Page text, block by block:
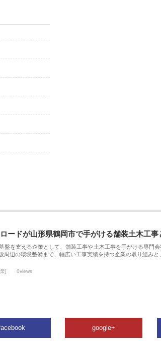
ードが山形県鶴岡市で手がける舗装土木工事
盤を支える企業として、舗装工事や土木工事を手がける専門
周辺の環境整備まで、幅広い工事実績を持つ企業の取り組みと
] 0views
google+